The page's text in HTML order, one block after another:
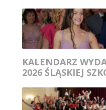
KALENDARZ
2026 ŚLĄSKIEJ